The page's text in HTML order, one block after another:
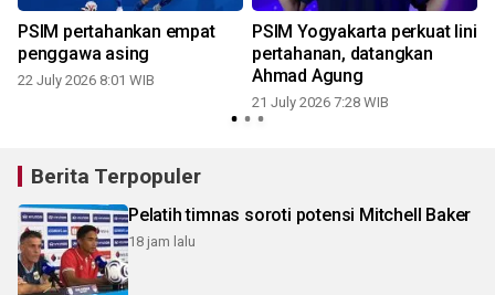
PSIM pertahankan empat
penggawa asing
22 July 2026 8:01 WIB
PSIM Yogyakarta perkuat lini
pertahanan, datangkan
Ahmad Agung
21 July 2026 7:28 WIB
Berita Terpopuler
Pelatih timnas soroti potensi Mitchell Baker
18 jam lalu